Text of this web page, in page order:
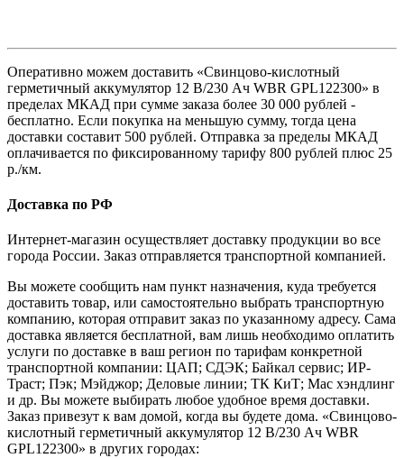
Оперативно можем доставить «Свинцово-кислотный
герметичный аккумулятор 12 В/230 Ач WBR GPL122300» в
пределах МКАД при сумме заказа более 30 000 рублей -
бесплатно. Если покупка на меньшую сумму, тогда цена
доставки составит 500 рублей. Отправка за пределы МКАД
оплачивается по фиксированному тарифу 800 рублей плюс 25
р./км.
Доставка по РФ
Интернет-магазин осуществляет доставку продукции во все
города России. Заказ отправляется транспортной компанией.
Вы можете сообщить нам пункт назначения, куда требуется
доставить товар, или самостоятельно выбрать транспортную
компанию, которая отправит заказ по указанному адресу. Сама
доставка является бесплатной, вам лишь необходимо оплатить
услуги по доставке в ваш регион по тарифам конкретной
транспортной компании: ЦАП; СДЭК; Байкал сервис; ИР-
Траст; Пэк; Мэйджор; Деловые линии; ТК КиТ; Мас хэндлинг
и др. Вы можете выбирать любое удобное время доставки.
Заказ привезут к вам домой, когда вы будете дома. «Свинцово-
кислотный герметичный аккумулятор 12 В/230 Ач WBR
GPL122300» в других городах: